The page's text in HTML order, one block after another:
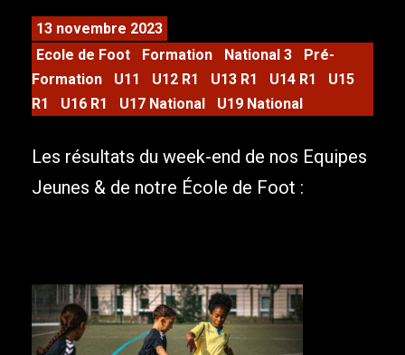
13 novembre 2023
Ecole de Foot
Formation National 3
Pré-
Formation
U11 U12 R1 U13 R1 U14 R1
U15
R1
U16 R1 U17 National U19 National
Les résultats du week-end de nos Equipes
Jeunes & de notre École de Foot :